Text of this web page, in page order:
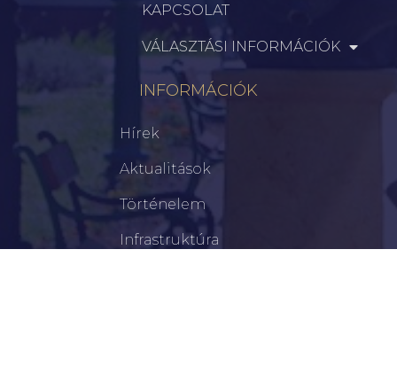
KAPCSOLAT
VÁLASZTÁSI INFORMÁCIÓK
INFORMÁCIÓK
Hírek
Aktualitások
Történelem
Infrastruktúra